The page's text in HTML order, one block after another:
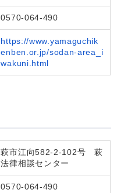
0570-064-490
https://www.yamaguchik
enben.or.jp/sodan-area_i
wakuni.html
萩市江向582-2-102号 萩
法律相談センター
0570-064-490